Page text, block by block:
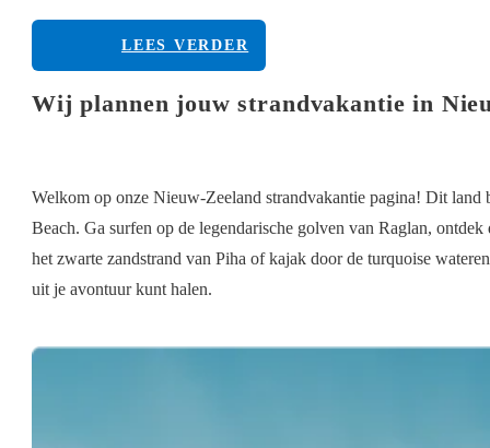
LEES VERDER
Wij plannen jouw strandvakantie in
Welkom op onze Nieuw-Zeeland strandvakantie pagina! Dit land
Beach. Ga surfen op de legendarische golven van Raglan,
het zwarte zandstrand van Piha of kajak door de turquoise
uit je avontuur kunt halen.